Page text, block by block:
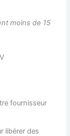
moins de 15
fournisseur
libérer des